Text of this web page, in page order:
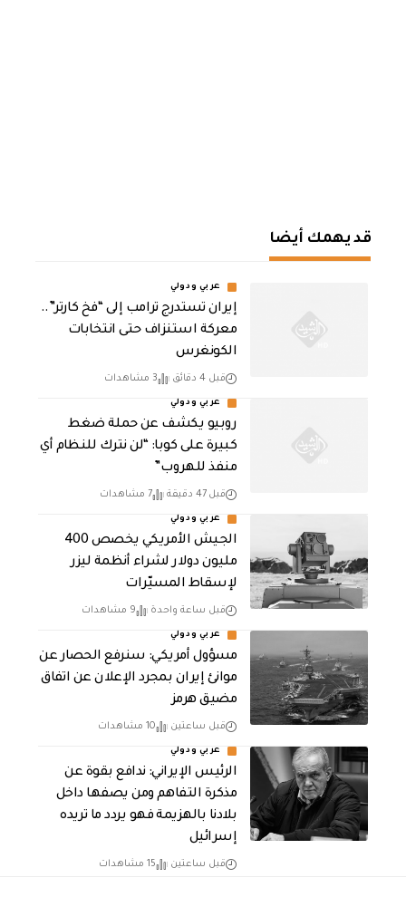
قد يهمك أيضا
عربي ودولي
إيران تستدرج ترامب إلى “فخ كارتر”..
معركة استنزاف حتى انتخابات
الكونغرس
قبل 4 دقائق 3 مشاهدات
عربي ودولي
روبيو يكشف عن حملة ضغط
كبيرة على كوبا: “لن نترك للنظام أي
منفذ للهروب”
قبل 47 دقيقة 7 مشاهدات
عربي ودولي
الجيش الأمريكي يخصص 400
مليون دولار لشراء أنظمة ليزر
لإسقاط المسيّرات
قبل ساعة واحدة 9 مشاهدات
عربي ودولي
مسؤول أمريكي: سنرفع الحصار عن
موانئ إيران بمجرد الإعلان عن اتفاق
مضيق هرمز
قبل ساعتين 10 مشاهدات
عربي ودولي
الرئيس الإيراني: ندافع بقوة عن
مذكرة التفاهم ومن يصفها داخل
بلادنا بالهزيمة فهو يردد ما تريده
إسرائيل
قبل ساعتين 15 مشاهدات